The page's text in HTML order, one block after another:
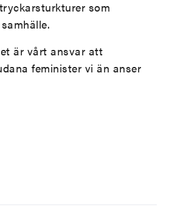
som
är vårt ansvar att
feminister vi än anser